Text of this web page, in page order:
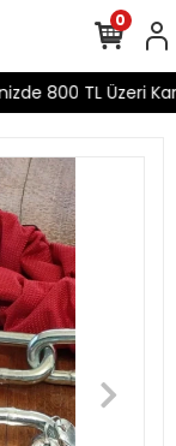
800 TL Üzeri
0